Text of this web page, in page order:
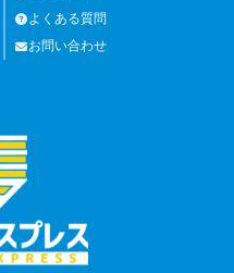
よくある質問
お問い合わせ